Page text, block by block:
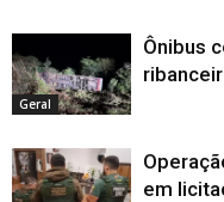
Geral
Ônibus
em